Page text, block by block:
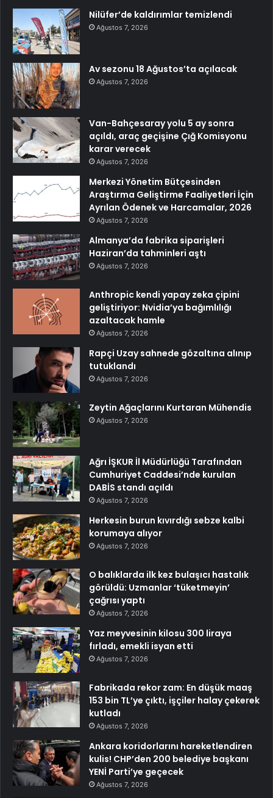
Nilüfer’de kaldırımlar temizlendi
Ağustos 7, 2026
Av sezonu 18 Ağustos’ta açılacak
Ağustos 7, 2026
Van-Bahçesaray yolu 5 ay sonra
açıldı, araç geçişine Çığ Komisyonu
karar verecek
Ağustos 7, 2026
Merkezi Yönetim Bütçesinden
Araştırma Geliştirme Faaliyetleri İçin
Ayrılan Ödenek ve Harcamalar, 2026
Ağustos 7, 2026
Almanya’da fabrika siparişleri
Haziran’da tahminleri aştı
Ağustos 7, 2026
Anthropic kendi yapay zeka çipini
geliştiriyor: Nvidia’ya bağımlılığı
azaltacak hamle
Ağustos 7, 2026
Rapçi Uzay sahnede gözaltına alınıp
tutuklandı
Ağustos 7, 2026
Zeytin Ağaçlarını Kurtaran Mühendis
Ağustos 7, 2026
Ağrı İŞKUR İl Müdürlüğü Tarafından
Cumhuriyet Caddesi’nde kurulan
DABİS standı açıldı
Ağustos 7, 2026
Herkesin burun kıvırdığı sebze kalbi
korumaya alıyor
Ağustos 7, 2026
O balıklarda ilk kez bulaşıcı hastalık
görüldü: Uzmanlar ‘tüketmeyin’
çağrısı yaptı
Ağustos 7, 2026
Yaz meyvesinin kilosu 300 liraya
fırladı, emekli isyan etti
Ağustos 7, 2026
Fabrikada rekor zam: En düşük maaş
153 bin TL’ye çıktı, işçiler halay çekerek
kutladı
Ağustos 7, 2026
Ankara koridorlarını hareketlendiren
kulis! CHP’den 200 belediye başkanı
YENİ Parti’ye geçecek
Ağustos 7, 2026